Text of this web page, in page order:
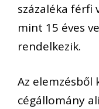
százaléka
mint 15 éves
rendelkezik.
Az elemzésből
cégállomány